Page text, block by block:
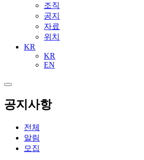
조직
공지
자료
위치
KR
KR
EN
공지사항
전체
알림
모집